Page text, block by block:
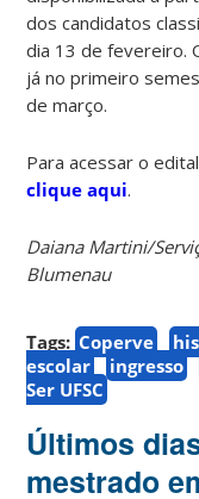
dos candidatos
dia 13 de fevereiro.
já no primeiro
de março.
Para acessar o
clique aqui.
Daiana Martini/
Blumenau
Tags: Coperve
escolar
ingresso
Ser UFSC
Últimos
mestrado